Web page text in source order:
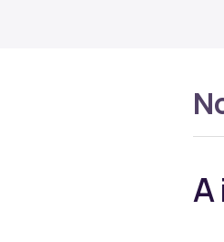
A